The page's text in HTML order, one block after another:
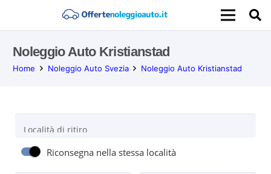
Noleggio Auto Kristianstad
Home Noleggio Auto Svezia Noleggio Auto Kristianstad
Località di ritiro
Riconsegna nella stessa località